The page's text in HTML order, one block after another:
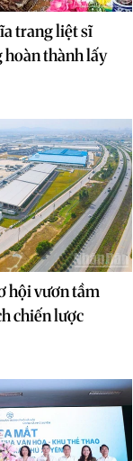
trang liệt sĩ
hoàn thành lấy
hội vươn tầm
chiến lược